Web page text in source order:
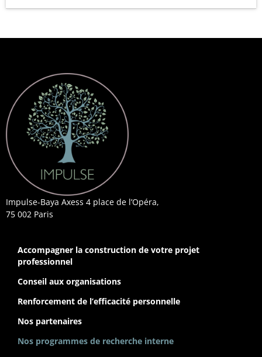
Impulse-Baya Axess 4 place de l’Opéra,
75 002 Paris
Accompagner la construction de votre projet
professionnel
Conseil aux organisations
Renforcement de l’efficacité personnelle
Nos partenaires
Nos programmes de recherche interne